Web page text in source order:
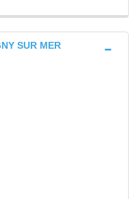
SUR MER